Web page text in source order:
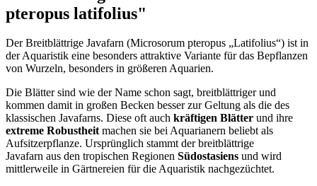
pteropus latifolius"
Der Breitblättrige Javafarn (Microsorum pteropus „Latifolius“) ist in
der Aquaristik eine besonders attraktive Variante für das Bepflanzen
von Wurzeln, besonders in größeren Aquarien.
Die Blätter sind wie der Name schon sagt, breitblättriger und
kommen damit in großen Becken besser zur Geltung als die des
klassischen Javafarns. Diese oft auch kräftigen Blätter und ihre
extreme Robustheitmachen sie bei Aquarianern beliebt als
Aufsitzerpflanze. Ursprünglich stammt der breitblättrige
Javafarn aus den tropischen Regionen Südostasiens und wird
mittlerweile in Gärtnereien für die Aquaristik nachgezüchtet.